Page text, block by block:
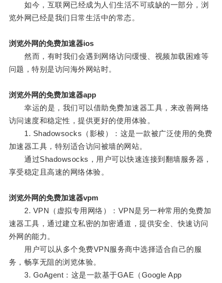
如今，互联网已经成为人们生活不可或缺的一部分，浏
览外网已经是我们日常生活中的常态。
浏览外网的免费加速器ios
然而，有时我们会遇到网络访问缓慢、视频加载困难等
问题，特别是访问海外网站时。
浏览外网的免费加速器app
幸运的是，我们可以借助免费加速器工具，来改善网络
访问速度和稳定性，提供更好的使用体验。
1. Shadowsocks（影梭）：这是一款被广泛使用的免费
加速器工具，特别适合访问被墙的网站。
通过Shadowsocks，用户可以快速连接到翻墙服务器，
享受稳定且高速的网络体验。
浏览外网的免费加速器vpm
2. VPN（虚拟专用网络）：VPN是另一种常用的免费加
速器工具，通过建立私密的加密通道，提供安全、快速访问
外网的能力。
用户可以从多个免费VPN服务商中选择适合自己的服
务，畅享无阻的浏览体验。
3. GoAgent：这是一款基于GAE（Google App